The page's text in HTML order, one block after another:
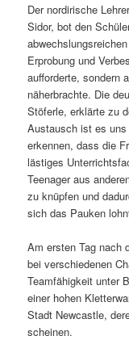
Der nordirische
Sidor, bot den
Erprobung und
aufforderte, sondern
näherbrachte. Die
Stöferle, erklärte zu
Austausch ist es
erkennen, dass die
lästiges
Teenager aus
zu knüpfen und
sich das Pauken
Am ersten Tag nach
bei verschiedenen
Teamfähigkeit unter
einer hohen
Stadt Newcastle,
scheinen.